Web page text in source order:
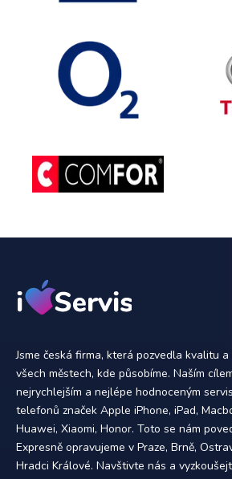
Jsme česká firma, která pozvedla kvalitu
všech městech, kde působíme. Naším
nejrychlejším a nejlépe hodnoceným
telefonů značek Apple iPhone, iPad,
Huawei, Xiaomi, Honor. Toto se nám
Expresně opravujeme v Praze, Brně,
Hradci Králové. Navštivte nás a